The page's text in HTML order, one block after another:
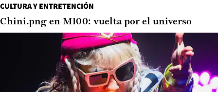
CULTURA Y ENTRETENCIÓN
Chini.png en M100: vuelta por el universo